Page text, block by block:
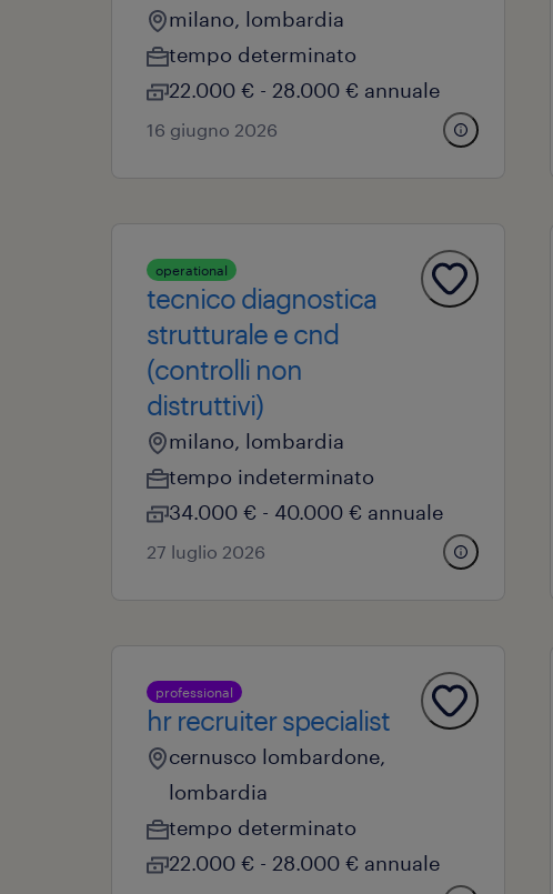
milano, lombardia
tempo determinato
22.000 € - 28.000 € annuale
16 giugno 2026
operational
tecnico diagnostica
strutturale e cnd
(controlli non
distruttivi)
milano, lombardia
tempo indeterminato
34.000 € - 40.000 € annuale
27 luglio 2026
professional
hr recruiter specialist
cernusco lombardone,
lombardia
tempo determinato
22.000 € - 28.000 € annuale